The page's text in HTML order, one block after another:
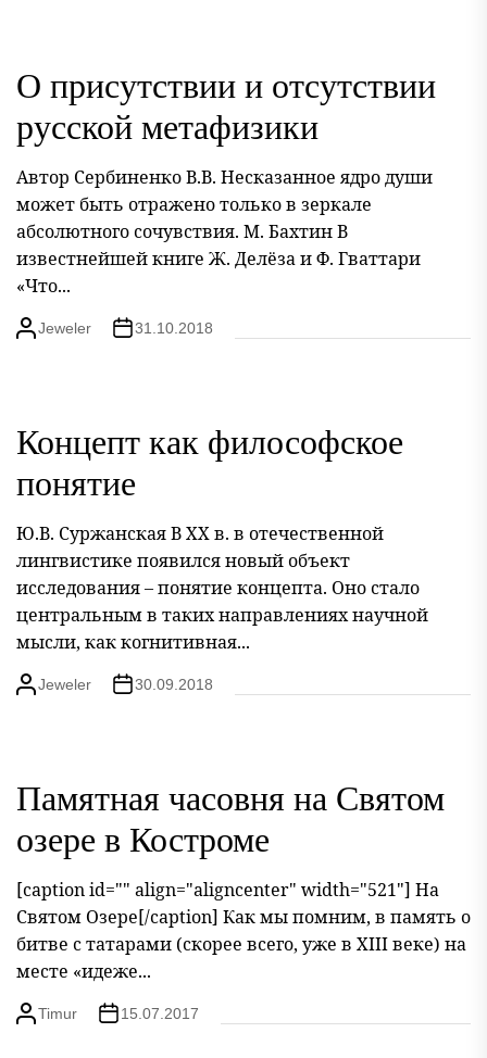
О присутствии и отсутствии
русской метафизики
Автор Сербиненко В.В. Несказанное ядро души
может быть отражено только в зеркале
абсолютного сочувствия. М. Бахтин В
известнейшей книге Ж. Делёза и Ф. Гваттари
«Что...
Jeweler 31.10.2018
Концепт как философское
понятие
Ю.В. Суржанская В ΧΧ в. в отечественной
лингвистике появился новый объект
исследования – понятие концепта. Оно стало
центральным в таких направлениях научной
мысли, как когнитивная...
Jeweler 30.09.2018
Памятная часовня на Святом
озере в Костроме
[caption id="" align="aligncenter" width="521"] На
Святом Озере[/caption] Как мы помним, в память о
битве с татарами (скорее всего, уже в XIII веке) на
месте «идеже...
Timur 15.07.2017